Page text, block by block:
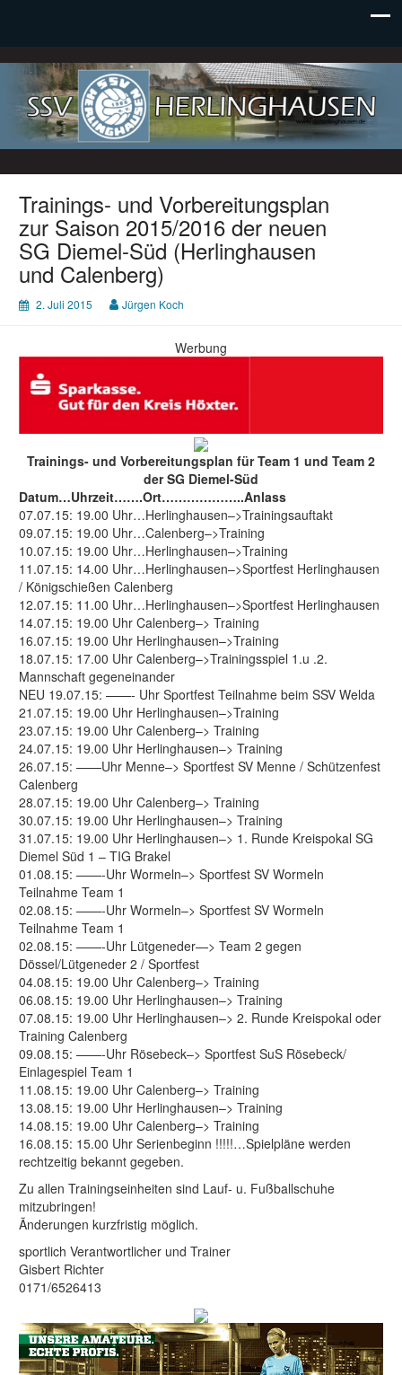
SSV Herlinghausen e. V.
Trainings- und Vorbereitungsplan
zur Saison 2015/2016 der neuen
SG Diemel-Süd (Herlinghausen
und Calenberg)
2. Juli 2015 Jürgen Koch
Werbung
Trainings- und Vorbereitungsplan für Team 1 und Team 2
der SG Diemel-Süd
Datum…Uhrzeit…….Ort………………..Anlass
07.07.15: 19.00 Uhr…Herlinghausen–>Trainingsauftakt
09.07.15: 19.00 Uhr…Calenberg–>Training
10.07.15: 19.00 Uhr…Herlinghausen–>Training
11.07.15: 14.00 Uhr…Herlinghausen–>Sportfest Herlinghausen
/ Königschießen Calenberg
12.07.15: 11.00 Uhr…Herlinghausen–>Sportfest Herlinghausen
14.07.15: 19.00 Uhr Calenberg–> Training
16.07.15: 19.00 Uhr Herlinghausen–>Training
18.07.15: 17.00 Uhr Calenberg–>Trainingsspiel 1.u .2.
Mannschaft gegeneinander
NEU 19.07.15: ——- Uhr Sportfest Teilnahme beim SSV Welda
21.07.15: 19.00 Uhr Herlinghausen–>Training
23.07.15: 19.00 Uhr Calenberg–> Training
24.07.15: 19.00 Uhr Herlinghausen–> Training
26.07.15: ——Uhr Menne–> Sportfest SV Menne / Schützenfest
Calenberg
28.07.15: 19.00 Uhr Calenberg–> Training
30.07.15: 19.00 Uhr Herlinghausen–> Training
31.07.15: 19.00 Uhr Herlinghausen–> 1. Runde Kreispokal SG
Diemel Süd 1 – TIG Brakel
01.08.15: ——-Uhr Wormeln–> Sportfest SV Wormeln
Teilnahme Team 1
02.08.15: ——-Uhr Wormeln–> Sportfest SV Wormeln
Teilnahme Team 1
02.08.15: ——-Uhr Lütgeneder—> Team 2 gegen
Dössel/Lütgeneder 2 / Sportfest
04.08.15: 19.00 Uhr Calenberg–> Training
06.08.15: 19.00 Uhr Herlinghausen–> Training
07.08.15: 19.00 Uhr Herlinghausen–> 2. Runde Kreispokal oder
Training Calenberg
09.08.15: ——-Uhr Rösebeck–> Sportfest SuS Rösebeck/
Einlagespiel Team 1
11.08.15: 19.00 Uhr Calenberg–> Training
13.08.15: 19.00 Uhr Herlinghausen–> Training
14.08.15: 19.00 Uhr Calenberg–> Training
16.08.15: 15.00 Uhr Serienbeginn !!!!!…Spielpläne werden
rechtzeitig bekannt gegeben.
Zu allen Trainingseinheiten sind Lauf- u. Fußballschuhe
mitzubringen!
Ãnderungen kurzfristig möglich.
sportlich Verantwortlicher und Trainer
Gisbert Richter
0171/6526413